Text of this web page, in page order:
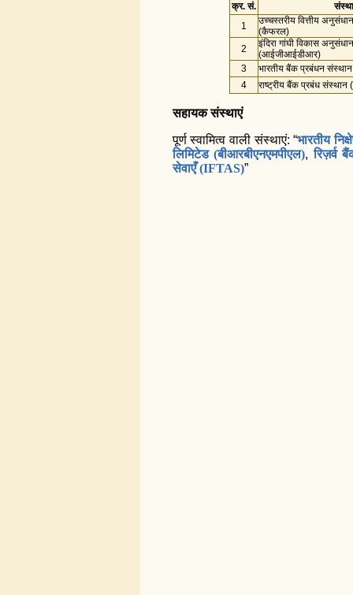
क्र. सं.
1
उच्चस्तरीय वित्तीय
(कैफरल)
2
इंदिरा गांघी विकास
(आईजीआईडीआर)
3
भारतीय बैंक प्रबंधन
4
राष्ट्रीय बैंक प्रबंध संस्थान
सहायक संस्थाएं
पूर्ण स्वामित्व वाली संस्थाएं: “भारतीय
लिमिटेड (बीआरबीएनएमपीएल),रिज़र्व
सेवाएँ (IFTAS)”